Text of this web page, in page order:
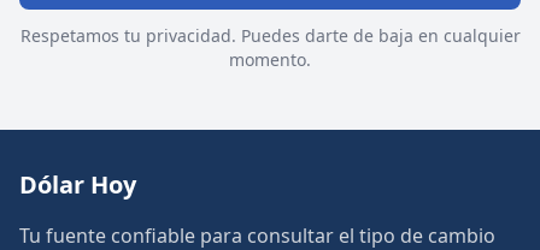
Respetamos tu privacidad. Puedes darte de baja en cualquier
momento.
Dólar Hoy
Tu fuente confiable para consultar el tipo de cambio